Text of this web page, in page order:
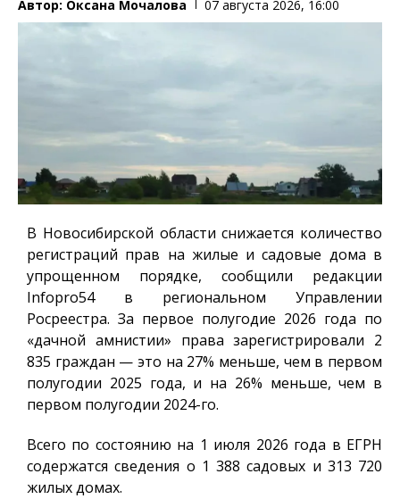
Автор: Оксана Мочалова 07 августа 2026, 16:00
В Новосибирской области снижается количество
регистраций прав на жилые и садовые дома в
упрощенном порядке, сообщили редакции
Infopro54в региональном Управлении
Росреестра. За первое полугодие 2026 года по
«дачной амнистии» права зарегистрировали 2
835 граждан — это на 27% меньше, чем в первом
полугодии 2025 года, и на 26% меньше, чем в
первом полугодии 2024-го.
Всего по состоянию на 1 июля 2026 года в ЕГРН
содержатся сведения о 1 388 садовых и 313 720
жилых домах.